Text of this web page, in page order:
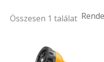
Összesen 1 találat